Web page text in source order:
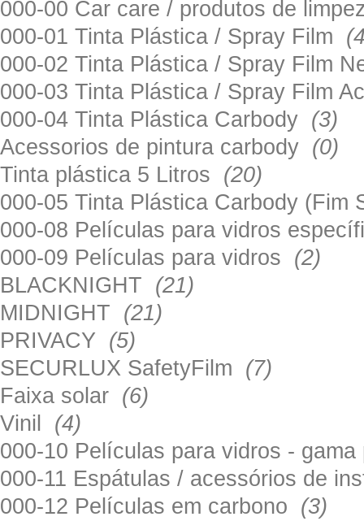
000-00 Car care / produtos de
000-01 Tinta Plástica / Spray Film
000-02 Tinta Plástica / Spray Film
000-03 Tinta Plástica / Spray Film
000-04 Tinta Plástica Carbody (3)
Acessorios de pintura carbody (0)
Tinta plástica 5 Litros (20)
000-05 Tinta Plástica Carbody
000-08 Películas para vidros
000-09 Películas para vidros (2)
BLACKNIGHT (21)
MIDNIGHT (21)
PRIVACY (5)
SECURLUX SafetyFilm (7)
Faixa solar (6)
Vinil (4)
000-10 Películas para vidros -
000-11 Espátulas / acessórios de
000-12 Películas em carbono (3)